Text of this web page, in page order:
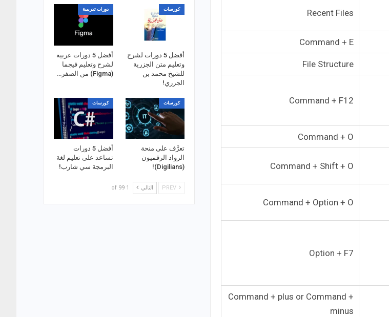
Recent Files
Command + E
File Structure
Command + F12
Command + O
Command + Shift + O
Command + Option + O
Option + F7
Command + plus or Command +
minus
كورسات
أفضل 5 دورات لشرح
وتعليم متن الجزرية
للشيخ محمد بن
الجزري!
دورات تدريبية
أفضل 5 دورات عربية
لشرح وتعليم فيجما
(Figma) من الصفر…
كورسات
تعرَّف على منحة
الرواد الرقميون
(Digilians)!
كورسات
أفضل 5 دورات
تساعد على تعليم لغة
البرمجة سي شارب!
التالي 1 of 99